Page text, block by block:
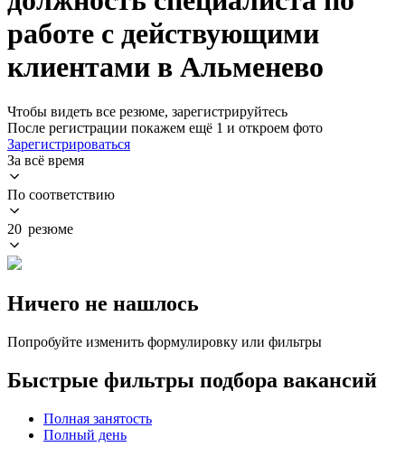
работе с действующими
клиентами в Альменево
Чтобы видеть все резюме, зарегистрируйтесь
После регистрации покажем ещё 1 и откроем фото
Зарегистрироваться
За всё время
По соответствию
20 резюме
Ничего не нашлось
Попробуйте изменить формулировку или фильтры
Быстрые фильтры подбора вакансий
Полная занятость
Полный день